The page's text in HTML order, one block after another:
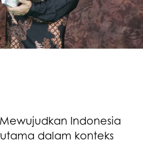
Indonesia
dalam konteks